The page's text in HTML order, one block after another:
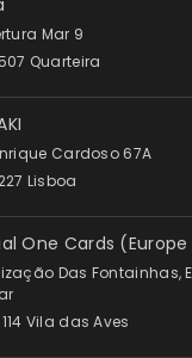
Mar 9
Quarteira
Cardoso 67A
Lisboa
One Cards
Das Fontainhas,
Vila das Aves